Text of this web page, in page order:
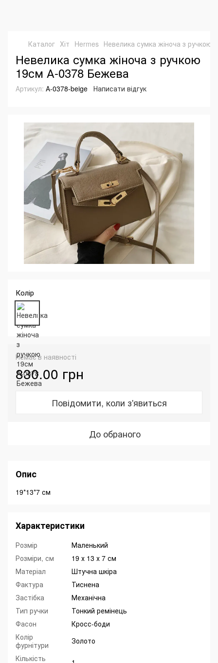
Каталог Хіт Hermes Невелика сумка жіноча з ручкою
Невелика сумка жіноча з ручкою
19см А-0378 Бежева
Артикул: А-0378-beige Написати відгук
Колір
Немає в наявності
830.00 грн
Повідомити, коли з'явиться
До обраного
Опис
19*13*7 см
Характеристики
Розмір
Маленький
Розміри, см
19 х 13 х 7 см
Матеріал
Штучна шкіра
Фактура
Тиснена
Застібка
Механічна
Тип ручки
Тонкий ремінець
Фасон
Кросс-боди
Колір
фурнітури
Золото
Кількість